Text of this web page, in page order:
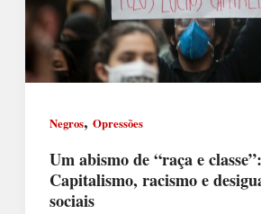
Negros, Opressões
Um abismo de “raça e classe”:
Capitalismo, racismo e
sociais